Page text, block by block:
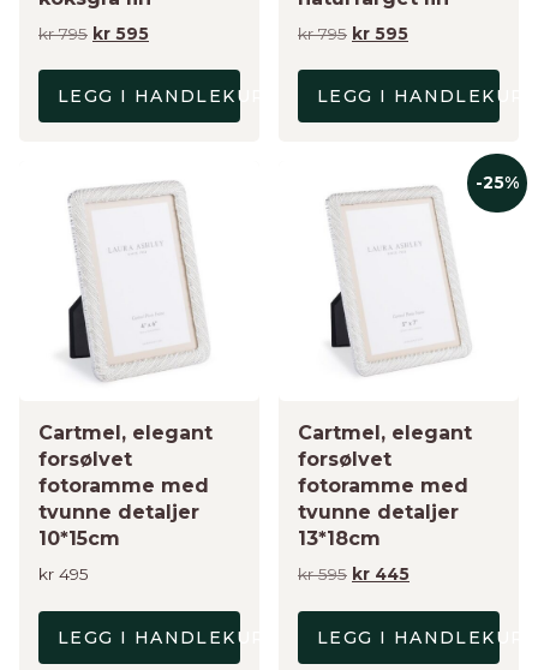
kr795 Opprinnelig
kr 795.
kr 595Nåværende
kr 595.
LEGG I HANDLEKURV
kr795 Opprinnelig
kr 795.
kr 595Nåværende
kr 595.
LEGG I HANDLEKURV
Cartmel, elegant
forsølvet
fotoramme med
tvunne detaljer
10*15cm
kr 495
LEGG I HANDLEKURV
-25%
Cartmel, elegant
forsølvet
fotoramme med
tvunne detaljer
13*18cm
kr595 Opprinnelig
kr 595.
kr 445Nåværende
kr 445.
LEGG I HANDLEKURV